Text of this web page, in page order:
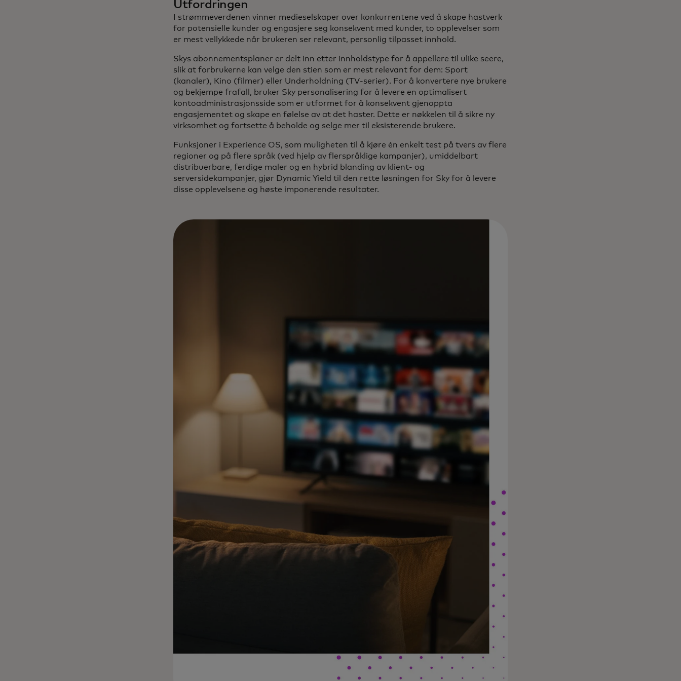
Utfordringen
I strømmeverdenen vinner medieselskaper over konkurrentene ved å skape hastverk
for potensielle kunder og engasjere seg konsekvent med kunder, to opplevelser som
er mest vellykkede når brukeren ser relevant, personlig tilpasset innhold.
Skys abonnementsplaner er delt inn etter innholdstype for å appellere til ulike seere,
slik at forbrukerne kan velge den stien som er mest relevant for dem: Sport
(kanaler), Kino (filmer) eller Underholdning (TV-serier). For å konvertere nye brukere
og bekjempe frafall, bruker Sky personalisering for å levere en optimalisert
kontoadministrasjonsside som er utformet for å konsekvent gjenoppta
engasjementet og skape en følelse av at det haster. Dette er nøkkelen til å sikre ny
virksomhet og fortsette å beholde og selge mer til eksisterende brukere.
Funksjoner i Experience OS, som muligheten til å kjøre én enkelt test på tvers av flere
regioner og på flere språk (ved hjelp av flerspråklige kampanjer), umiddelbart
distribuerbare, ferdige maler og en hybrid blanding av klient- og
serversidekampanjer, gjør Dynamic Yield til den rette løsningen for Sky for å levere
disse opplevelsene og høste imponerende resultater.